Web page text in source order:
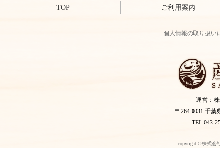
TOP ご利用案内
個人情報の取り扱い
運営：
〒264-0031 千葉
TEL:043-
copyright ©株式会